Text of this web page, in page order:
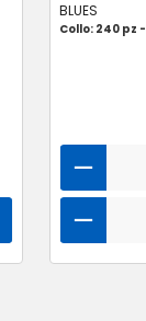
BLUES
Collo: 240 pz -